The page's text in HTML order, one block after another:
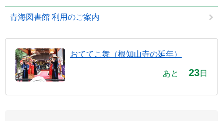
青海図書館 利用のご案内
おててこ舞（根知山寺の延年）
あと 23日